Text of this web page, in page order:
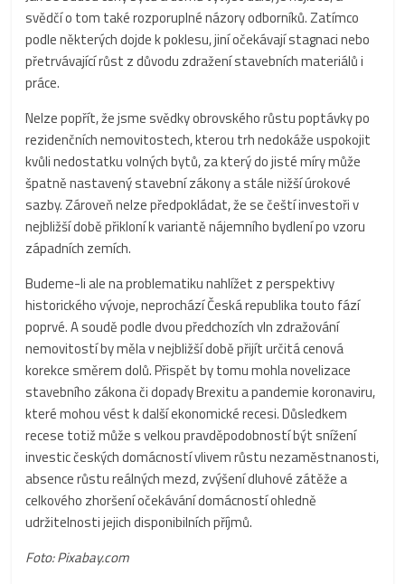
svědčí o tom také rozporuplné názory odborníků. Zatímco
podle některých dojde k poklesu, jiní očekávají stagnaci nebo
přetrvávající růst z důvodu zdražení stavebních materiálů i
práce.
Nelze popřít, že jsme svědky obrovského růstu poptávky po
rezidenčních nemovitostech, kterou trh nedokáže uspokojit
kvůli nedostatku volných bytů, za který do jisté míry může
špatně nastavený stavební zákony a stále nižší úrokové
sazby. Zároveň nelze předpokládat, že se čeští investoři v
nejbližší době přikloní k variantě nájemního bydlení po vzoru
západních zemích.
Budeme-li ale na problematiku nahlížet z perspektivy
historického vývoje, neprochází Česká republika touto fází
poprvé. A soudě podle dvou předchozích vln zdražování
nemovitostí by měla v nejbližší době přijít určitá cenová
korekce směrem dolů. Přispět by tomu mohla novelizace
stavebního zákona či dopady Brexitu a pandemie koronaviru,
které mohou vést k další ekonomické recesi. Důsledkem
recese totiž může s velkou pravděpodobností být snížení
investic českých domácností vlivem růstu nezaměstnanosti,
absence růstu reálných mezd, zvýšení dluhové zátěže a
celkového zhoršení očekávání domácností ohledně
udržitelnosti jejich disponibilních příjmů.
Foto: Pixabay.com